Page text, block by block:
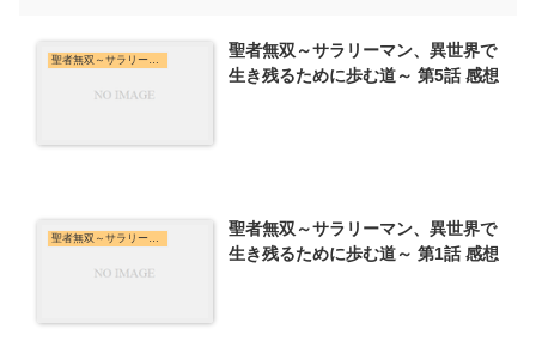
聖者無双～サラリーマン、異世界で生き残るために歩む道～
聖者無双～サラリーマン、異世界で
生き残るために歩む道～ 第5話 感想
聖者無双～サラリーマン、異世界で生き残るために歩む道～
聖者無双～サラリーマン、異世界で
生き残るために歩む道～ 第1話 感想